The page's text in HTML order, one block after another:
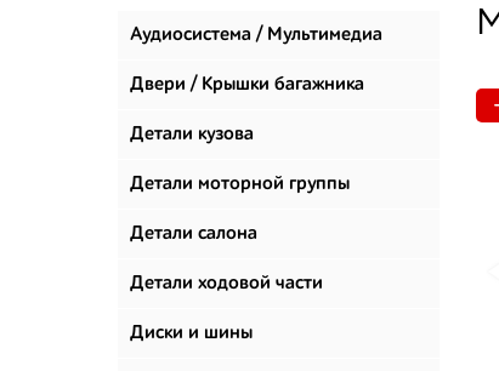
Аудиосистема / Мультимедиа
Двери / Крышки багажника
Детали кузова
Детали моторной группы
Детали салона
Детали ходовой части
Диски и шины